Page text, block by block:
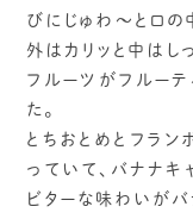
びにじゅわ～と口の
外はカリッと中はし
フルーツがフルーテ
た。
とちおとめとフラン
っていて、バナナキ
ビターな味わいがバ